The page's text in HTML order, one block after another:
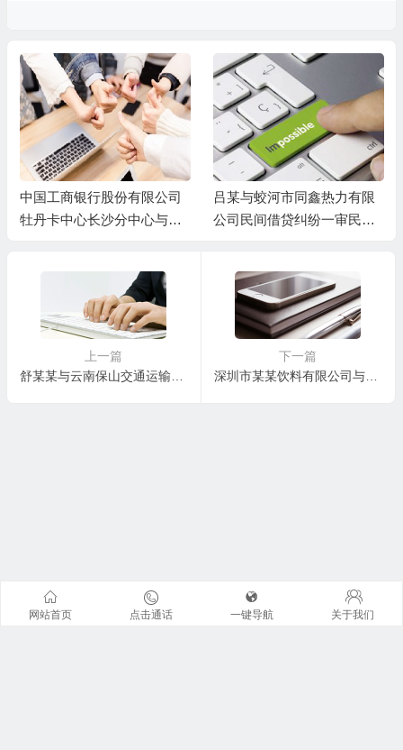
中国工商银行股份有限公司
牡丹卡中心长沙分中心与谷
吕某与蛟河市同鑫热力有限
公司民间借贷纠纷一审民事
上一篇
舒某某与云南保山交通运输集团有限责任公司腾冲旅游汽车客运站合同纠纷一审民事判决书
下一篇
深圳市某某饮料有限公司与黄某某买卖合同纠纷一审民事判决书
网站首页 点击通话 一键导航 关于我们